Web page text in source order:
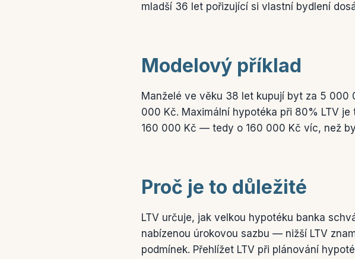
mladší 36 let pořizující si vlastní bydlení
Modelový příklad
Manželé ve věku 38 let kupují byt za 5
000 Kč. Maximální hypotéka při 80% LTV
160 000 Kč — tedy o 160 000 Kč víc, než
Proč je to důležité
LTV určuje, jak velkou hypotéku banka
nabízenou úrokovou sazbu — nižší LTV
podmínek. Přehlížet LTV při plánování